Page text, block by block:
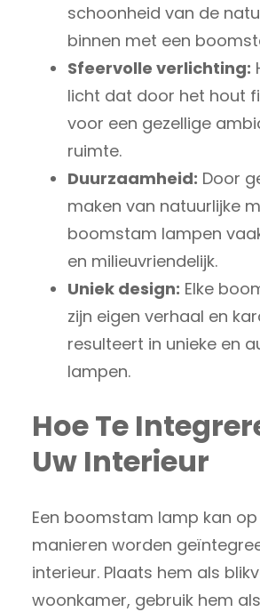
schoonheid van de
binnen met een
Sfeervolle verlichting:
licht dat door het hout
voor een gezellige
ruimte.
Duurzaamheid: Door
maken van natuurlijke
boomstam lampen
en milieuvriendelijk.
Uniek design: Elke
zijn eigen verhaal en
resulteert in unieke en
lampen.
Hoe Te
Uw Interieur
Een boomstam lamp kan
manieren worden
interieur. Plaats hem als
woonkamer, gebruik hem